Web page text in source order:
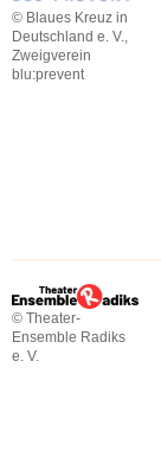
© Blaues Kreuz in
Deutschland e. V.,
Zweigverein
blu:prevent
© Theater-
Ensemble Radiks
e. V.